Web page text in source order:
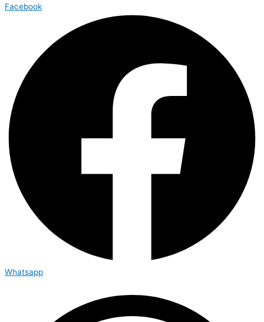
Facebook
Whatsapp